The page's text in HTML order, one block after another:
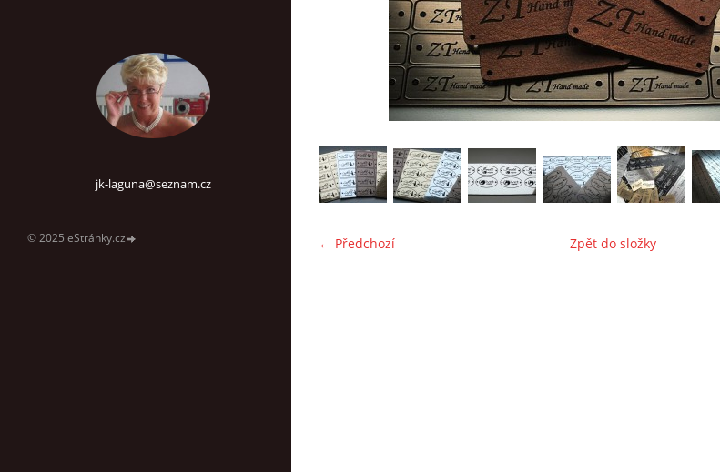
jk-laguna@seznam.cz
© 2025 eStránky.cz ← Předchozí Zpět do složky